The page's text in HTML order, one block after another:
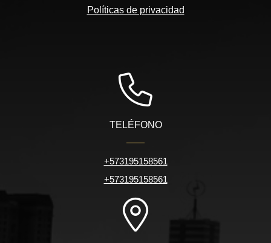
Políticas de privacidad
TELÉFONO
+573195158561
+573195158561